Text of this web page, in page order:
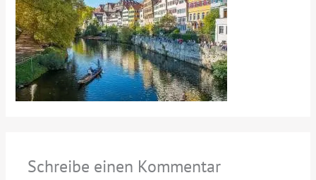
Schreibe einen Kommentar